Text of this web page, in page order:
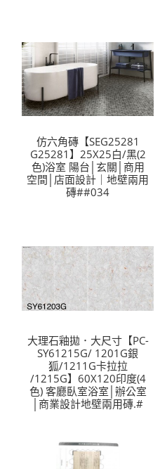
仿六角磚【SEG25281
G25281】25X25白/黑(2
色)浴室 陽台│玄關│商用
空間│店面設計｜地壁兩用
磚##034
大理石釉拋．大尺寸【PC-
SY61215G/ 1201G銀
狐/1211G卡拉拉
/1215G】60X120印度(4
色) 客廳臥室浴室│辦公室
│商業設計地壁兩用磚.#